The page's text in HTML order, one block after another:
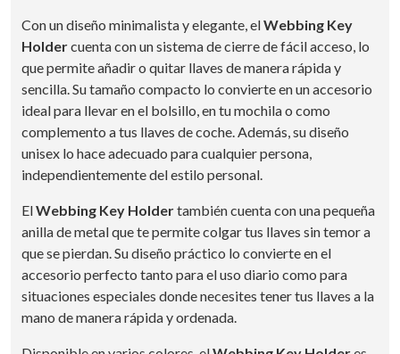
Con un diseño minimalista y elegante, elWebbing Key
Holdercuenta con un sistema de cierre de fácil acceso, lo
que permite añadir o quitar llaves de manera rápida y
sencilla. Su tamaño compacto lo convierte en un accesorio
ideal para llevar en el bolsillo, en tu mochila o como
complemento a tus llaves de coche. Además, su diseño
unisex lo hace adecuado para cualquier persona,
independientemente del estilo personal.
ElWebbing Key Holdertambién cuenta con una pequeña
anilla de metal que te permite colgar tus llaves sin temor a
que se pierdan. Su diseño práctico lo convierte en el
accesorio perfecto tanto para el uso diario como para
situaciones especiales donde necesites tener tus llaves a la
mano de manera rápida y ordenada.